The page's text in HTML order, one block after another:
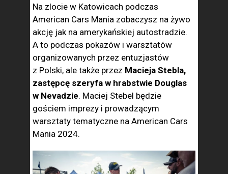
Na zlocie w Katowicach podczas
American Cars Mania zobaczysz na żywo
akcję jak na amerykańskiej autostradzie.
A to podczas pokazów i warsztatów
organizowanych przez entuzjastów
z Polski, ale także przez Macieja Stebla,
zastępcę szeryfa w hrabstwie Douglas
w Nevadzie. Maciej Stebel będzie
gościem imprezy i prowadzącym
warsztaty tematyczne na American Cars
Mania 2024.